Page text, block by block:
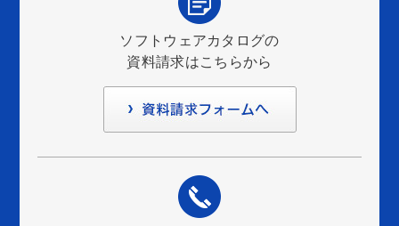
ソフトウェアカタログの
資料請求はこちらから